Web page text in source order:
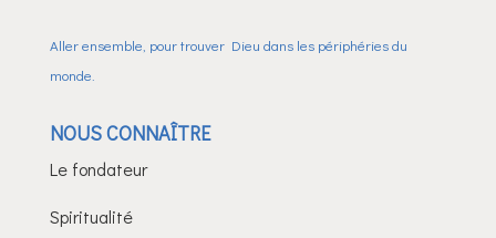
Aller ensemble, pour trouver Dieu dans les périphéries du
monde.
NOUS CONNAÎTRE
Le fondateur
Spiritualité